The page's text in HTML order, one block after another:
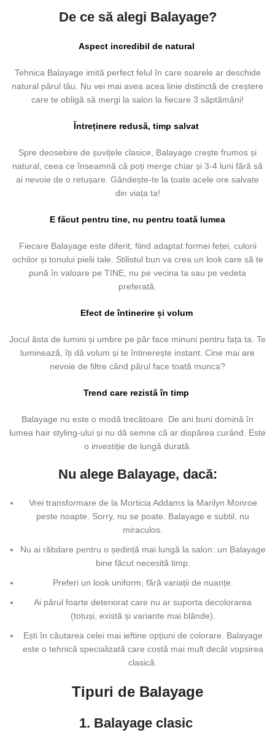
De ce să alegi Balayage?
Aspect incredibil de natural
Tehnica Balayage imită perfect felul în care soarele ar deschide
natural părul tău. Nu vei mai avea acea linie distinctă de creștere
care te obligă să mergi la salon la fiecare 3 săptămâni!
Întreținere redusă, timp salvat
Spre deosebire de șuvițele clasice, Balayage crește frumos și
natural, ceea ce înseamnă că poți merge chiar și 3-4 luni fără să
ai nevoie de o retușare. Gândește-te la toate acele ore salvate
din viața ta!
E făcut pentru tine, nu pentru toată lumea
Fiecare Balayage este diferit, fiind adaptat formei feței, culorii
ochilor și tonului pielii tale. Stilistul bun va crea un look care să te
pună în valoare pe TINE, nu pe vecina ta sau pe vedeta
preferată.
Efect de întinerire și volum
Jocul ăsta de lumini și umbre pe păr face minuni pentru fața ta. Te
luminează, îți dă volum și te întinerește instant. Cine mai are
nevoie de filtre când părul face toată munca?
Trend care rezistă în timp
Balayage nu este o modă trecătoare. De ani buni domină în
lumea hair styling-ului și nu dă semne că ar dispărea curând. Este
o investiție de lungă durată.
Nu alege Balayage, dacă:
Vrei transformare de la Morticia Addams la Marilyn Monroe
peste noapte. Sorry, nu se poate. Balayage e subtil, nu
miraculos.
Nu ai răbdare pentru o ședință mai lungă la salon: un Balayage
bine făcut necesită timp.
Preferi un look uniform, fără variații de nuanțe.
Ai părul foarte deteriorat care nu ar suporta decolorarea
(totuși, există și variante mai blânde).
Ești în căutarea celei mai ieftine opțiuni de colorare. Balayage
este o tehnică specializată care costă mai mult decât vopsirea
clasică.
Tipuri de Balayage
1. Balayage clasic